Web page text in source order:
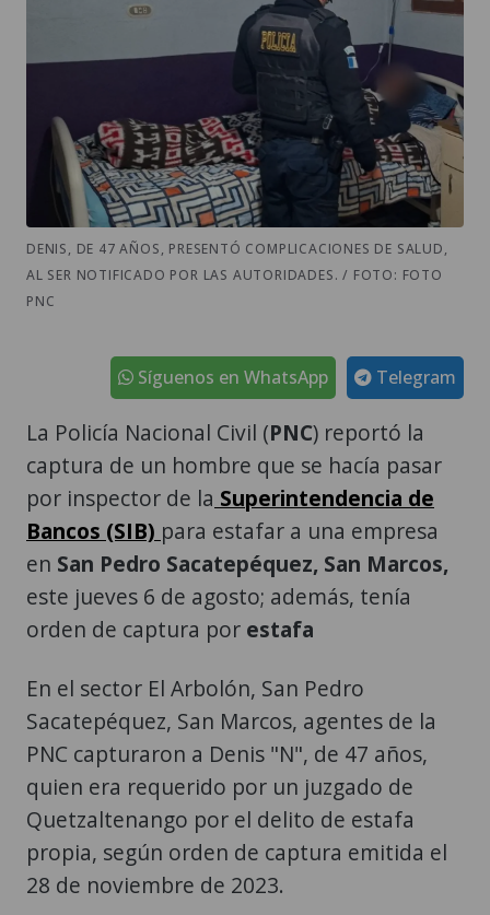
DENIS, DE 47 AÑOS, PRESENTÓ COMPLICACIONES DE SALUD,
AL SER NOTIFICADO POR LAS AUTORIDADES. / FOTO: FOTO
PNC
Telegram
Síguenos en WhatsApp
La Policía Nacional Civil (PNC) reportó la
captura de un hombre que se hacía pasar
por inspector de la Superintendencia de
Bancos (SIB) para estafar a una empresa
en San Pedro Sacatepéquez, San Marcos,
este jueves 6 de agosto; además, tenía
orden de captura por estafa
En el sector El Arbolón, San Pedro
Sacatepéquez, San Marcos, agentes de la
PNC capturaron a Denis "N", de 47 años,
quien era requerido por un juzgado de
Quetzaltenango por el delito de estafa
propia, según orden de captura emitida el
28 de noviembre de 2023.